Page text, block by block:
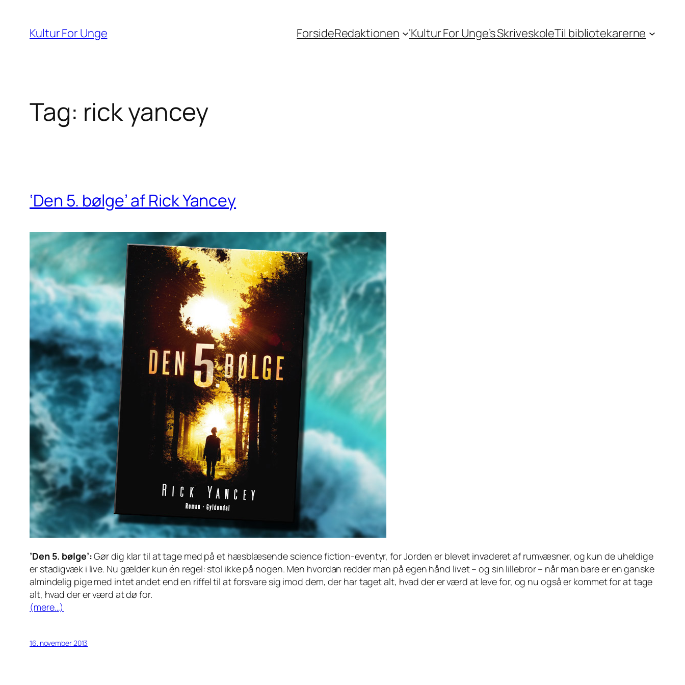
indhold
Kultur For Unge ForsideRedaktionen ‘Kultur For Unge’s SkriveskoleTil bibliotekarerne
Tag: rick yancey
‘Den 5. bølge’ af Rick Yancey
’Den 5. bølge’:Gør dig klar til at tage med på et hæsblæsende science fiction-eventyr, for Jorden er blevet invaderet af rumvæsner, og kun de uheldige
er stadigvæk i live. Nu gælder kun én regel: stol ikke på nogen. Men hvordan redder man på egen hånd livet – og sin lillebror – når man bare er en ganske
almindelig pige med intet andet end en riffel til at forsvare sig imod dem, der har taget alt, hvad der er værd at leve for, og nu også er kommet for at tage
alt, hvad der er værd at dø for.
(mere…)
16. november 2013